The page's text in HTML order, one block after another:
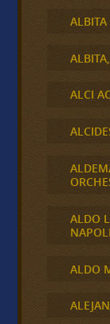
ALBITA
ALBITA,
ALCI
ALDO
ALDO